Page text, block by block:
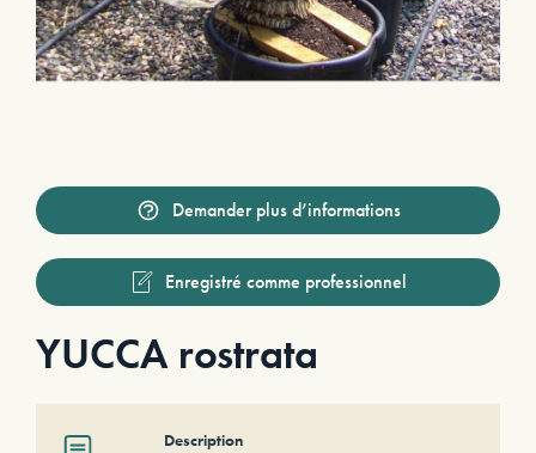
Demander plus d’informations
Enregistré comme professionnel
YUCCA rostrata
Description